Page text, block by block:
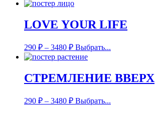
LOVE YOUR LIFE
290 ₽ – 3480 ₽ Выбрать...
СТРЕМЛЕНИЕ ВВЕРХ
290 ₽ – 3480 ₽ Выбрать...